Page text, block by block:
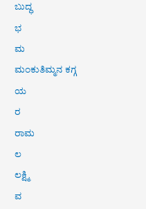
ಬುದ್ಧ
ಭ
ಮ
ಮಂಕುತಿಮ್ಮನ ಕಗ್ಗ
ಯ
ರ
ರಾಮ
ಲ
ಲಕ್ಷ್ಮಿ
ವ